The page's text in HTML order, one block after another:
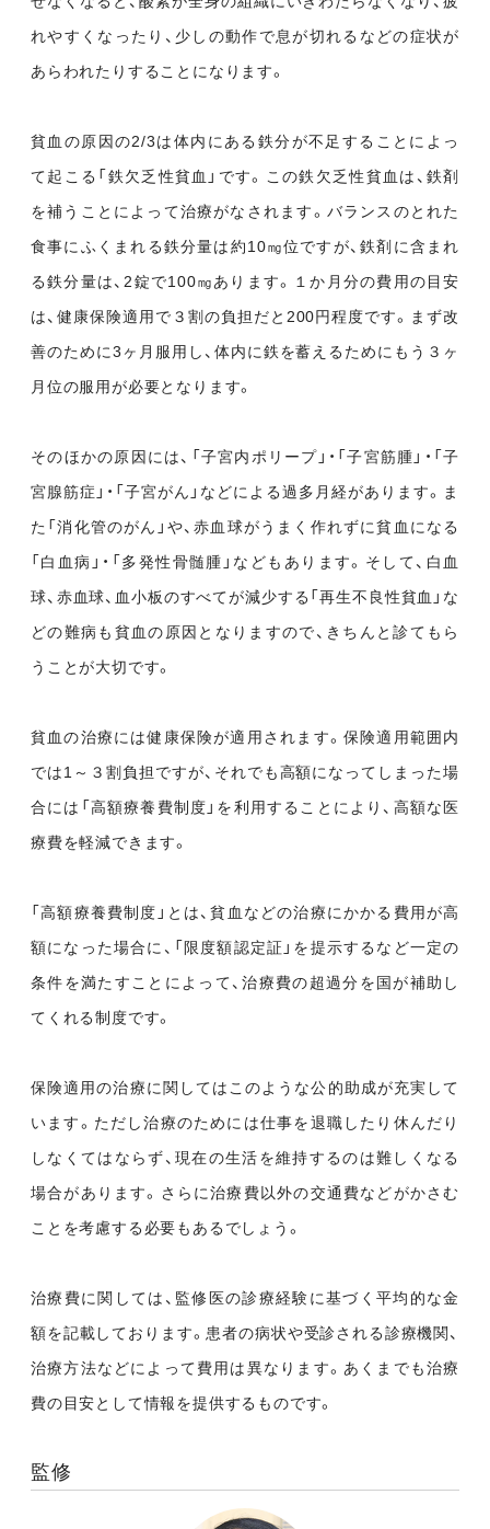
れやすくなったり、少しの動作で息が切れるなどの症状が
あらわれたりすることになります。
貧血の原因の2/3は体内にある鉄分が不足することによっ
て起こる「鉄欠乏性貧血」です。この鉄欠乏性貧血は、鉄剤
を補うことによって治療がなされます。バランスのとれた
食事にふくまれる鉄分量は約10㎎位ですが、鉄剤に含まれ
る鉄分量は、2錠で100㎎あります。１か月分の費用の目安
は、健康保険適用で３割の負担だと200円程度です。まず改
善のために3ヶ月服用し、体内に鉄を蓄えるためにもう３ヶ
月位の服用が必要となります。
そのほかの原因には、「子宮内ポリープ」・「子宮筋腫」・「子
宮腺筋症」・「子宮がん」などによる過多月経があります。ま
た「消化管のがん」や、赤血球がうまく作れずに貧血になる
「白血病」・「多発性骨髄腫」などもあります。そして、白血
球、赤血球、血小板のすべてが減少する「再生不良性貧血」な
どの難病も貧血の原因となりますので、きちんと診てもら
うことが大切です。
貧血の治療には健康保険が適用されます。保険適用範囲内
では1～３割負担ですが、それでも高額になってしまった場
合には「高額療養費制度」を利用することにより、高額な医
療費を軽減できます。
「高額療養費制度」とは、貧血などの治療にかかる費用が高
額になった場合に、「限度額認定証」を提示するなど一定の
条件を満たすことによって、治療費の超過分を国が補助し
てくれる制度です。
保険適用の治療に関してはこのような公的助成が充実して
います。ただし治療のためには仕事を退職したり休んだり
しなくてはならず、現在の生活を維持するのは難しくなる
場合があります。さらに治療費以外の交通費などがかさむ
ことを考慮する必要もあるでしょう。
治療費に関しては、監修医の診療経験に基づく平均的な金
額を記載しております。患者の病状や受診される診療機関、
治療方法などによって費用は異なります。あくまでも治療
費の目安として情報を提供するものです。
監修